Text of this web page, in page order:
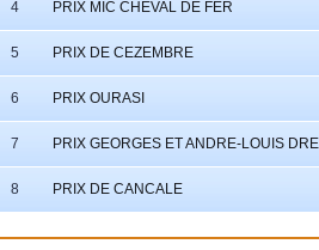
4 PRIX MIC CHEVAL DE FER
5 PRIX DE CEZEMBRE
6 PRIX OURASI
7 PRIX GEORGES ET ANDRE-LOUIS
8 PRIX DE CANCALE